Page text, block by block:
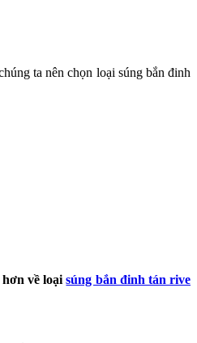
ta nên chọn loại súng bắn đinh
hơn về loạisúng bắn đinh tán rive